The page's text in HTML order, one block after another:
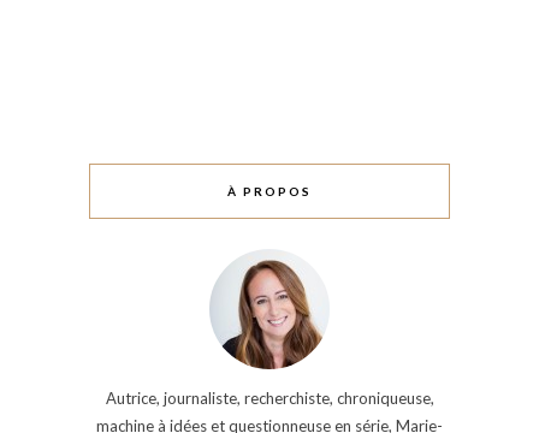
À PROPOS
Autrice, journaliste, recherchiste, chroniqueuse,
machine à idées et questionneuse en série, Marie-